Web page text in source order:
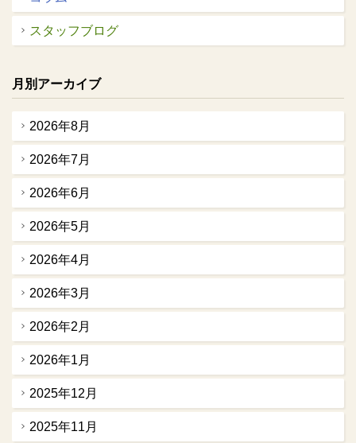
スタッフブログ
月別アーカイブ
2026年8月
2026年7月
2026年6月
2026年5月
2026年4月
2026年3月
2026年2月
2026年1月
2025年12月
2025年11月